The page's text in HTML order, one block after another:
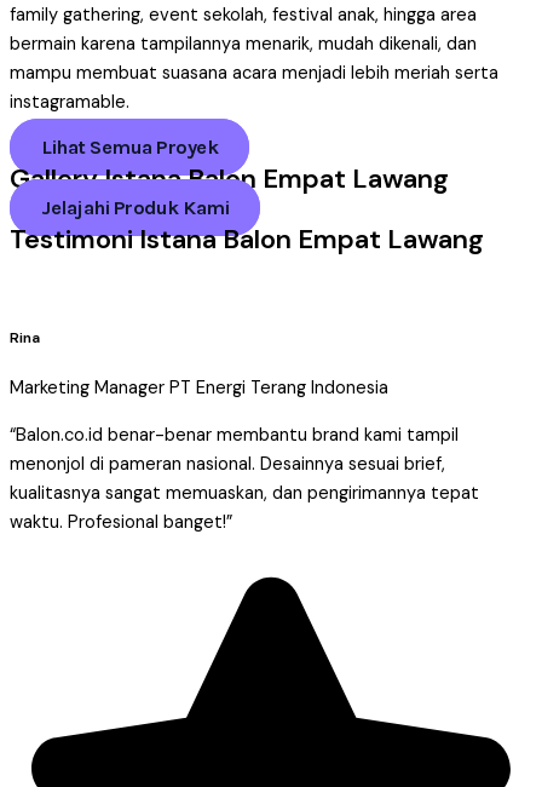
family gathering, event sekolah, festival anak, hingga area
bermain karena tampilannya menarik, mudah dikenali, dan
mampu membuat suasana acara menjadi lebih meriah serta
instagramable.
Lihat Semua Proyek
Gallery Istana Balon Empat Lawang
Jelajahi Produk Kami
Testimoni Istana Balon Empat Lawang
Rina
Marketing Manager PT Energi Terang Indonesia
“Balon.co.id benar-benar membantu brand kami tampil
menonjol di pameran nasional. Desainnya sesuai brief,
kualitasnya sangat memuaskan, dan pengirimannya tepat
waktu. Profesional banget!”